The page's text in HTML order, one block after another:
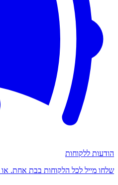
הודעות ללקוחות
שלחו מייל לכל הלקוחות בבת אחת.